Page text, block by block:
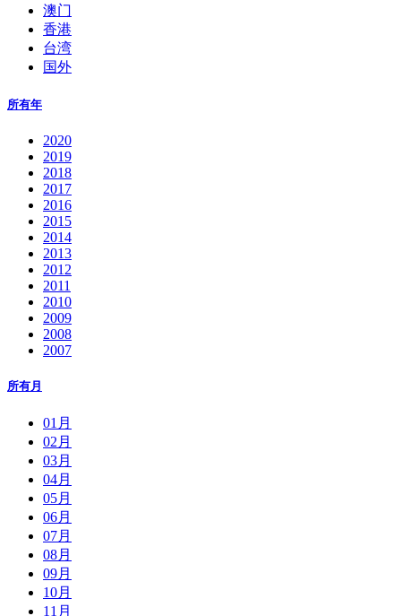
澳门
香港
台湾
国外
所有年
2020
2019
2018
2017
2016
2015
2014
2013
2012
2011
2010
2009
2008
2007
所有月
01月
02月
03月
04月
05月
06月
07月
08月
09月
10月
11月